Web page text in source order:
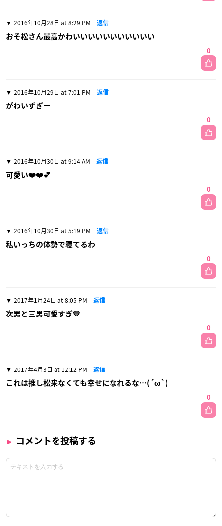
2016年10月28日 at 8:29 PM 返信
おそ松さん最高かわいいいいいいいいいいい
0
2016年10月29日 at 7:01 PM 返信
がわいずぎー
0
2016年10月30日 at 9:14 AM 返信
可愛い❤️❤️💕
0
2016年10月30日 at 5:19 PM 返信
私いっちの体勢で寝てるわ
0
2017年1月24日 at 8:05 PM 返信
次男と三男可愛すぎ💛
0
2017年4月3日 at 12:12 PM 返信
これは推し松来なくても幸せになれるな…(´ω`)
0
コメントを投稿する